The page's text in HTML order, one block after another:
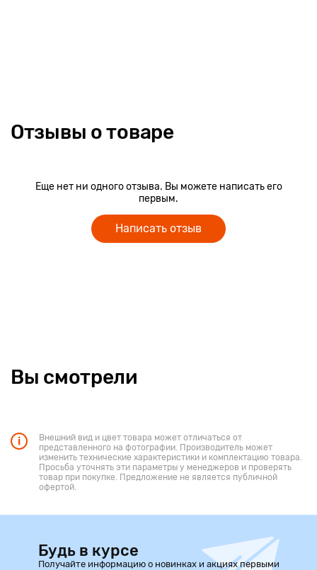
Отзывы о товаре
Еще нет ни одного отзыва. Вы можете написать его
первым.
Написать отзыв
Вы смотрели
Внешний вид и цвет товара может отличаться от
представленного на фотографии. Производитель может
изменить технические характеристики и комплектацию товара.
Просьба уточнять эти параметры у менеджеров и проверять
товар при покупке. Предложение не является публичной
офертой.
Будь в курсе
Получайте информацию о новинках и акциях первыми